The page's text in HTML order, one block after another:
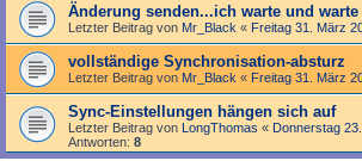
Änderung senden...ich warte und
Letzter Beitrag von Mr_Black « Freitag 31. März
vollständige Synchronisation-absturz
Letzter Beitrag von Mr_Black « Freitag 31. März
Sync-Einstellungen hängen sich auf
Letzter Beitrag von LongThomas « Donnerstag
Antworten: 8